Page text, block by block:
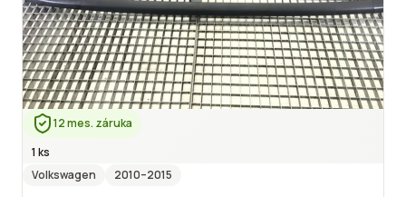
12 mes. záruka
1 ks
Volkswagen
2010–2015